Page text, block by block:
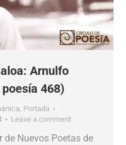
Arnulfo
468)
, Portada
Leave a comment
Nuevos Poetas de